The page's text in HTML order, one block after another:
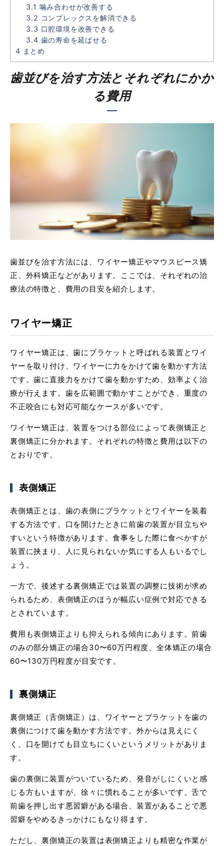
3.1 噛み合わせが改善する
3.2 コンプレックスを解消できる
3.3 口腔環境を改善できる
3.4 歯の寿命を延ばせる
4 まとめ
歯並びを治す方法とそれぞれにかか
る費用
歯並びを治す方法には、ワイヤー矯正やマウスピース矯
正、外科矯正などがあります。ここでは、それぞれの治
療法の特徴と、費用の目安を紹介します。
ワイヤー矯正
ワイヤー矯正は、歯にブラケットと呼ばれる装置とワイ
ヤーを取り付け、ワイヤーに力をかけて歯を動かす方法
です。歯に直接力をかけて歯を動かすため、効率よく治
療が行えます。歯を広範囲で動かすことができ、重度の
不正咬合にも対応可能なケースが多いです。
ワイヤー矯正は、装置をつける部位によって表側矯正と
裏側矯正に分かれます。それぞれの特徴と費用は以下の
とおりです。
表側矯正
表側矯正とは、歯の表側にブラケットとワイヤーを装着
する方法です。口を開けたときに前歯の装置が目立ちや
すいという特徴があります。食事をした際に食べかすが
装置に挟まり、人に見られないか気にする人もいるでし
ょう。
一方で、後述する裏側矯正では装置の調整に技術が求め
られるため、表側矯正のほうが幅広い症例で対応できる
とされています。
費用も表側矯正よりも抑えられる傾向にあります。前歯
のみの部分矯正の場合30〜60万円程度、全体矯正の場合
60〜130万円程度が目安です。
裏側矯正
裏側矯正（舌側矯正）は、ワイヤーとブラケットを歯の
裏側につけて歯を動かす方法です。外からは見えにく
く、口を開けても目立ちにくいというメリットがありま
す。
歯の裏側に装置がついているため、発音がしにくいと感
じる方もいますが、徐々に慣れることが多いです。舌で
前歯を押し出す悪習癖がある場合、装置があることで悪
習癖をやめるきっかけにもなり得ます。
ただし、裏側矯正の装置は表側矯正よりも精密な作業が